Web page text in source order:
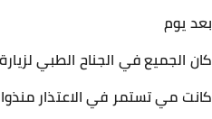
بعد يوم
كان الجميع في الجناح الطبي
كانت مي تستمر في الاعتذار